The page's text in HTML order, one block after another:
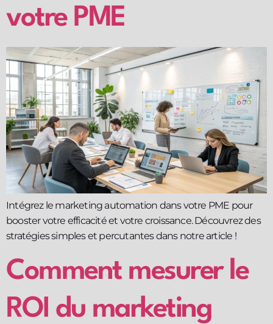
votre PME
Intégrez le marketing automation dans votre PME pour
booster votre efficacité et votre croissance. Découvrez des
stratégies simples et percutantes dans notre article !
Comment mesurer le
ROI du marketing